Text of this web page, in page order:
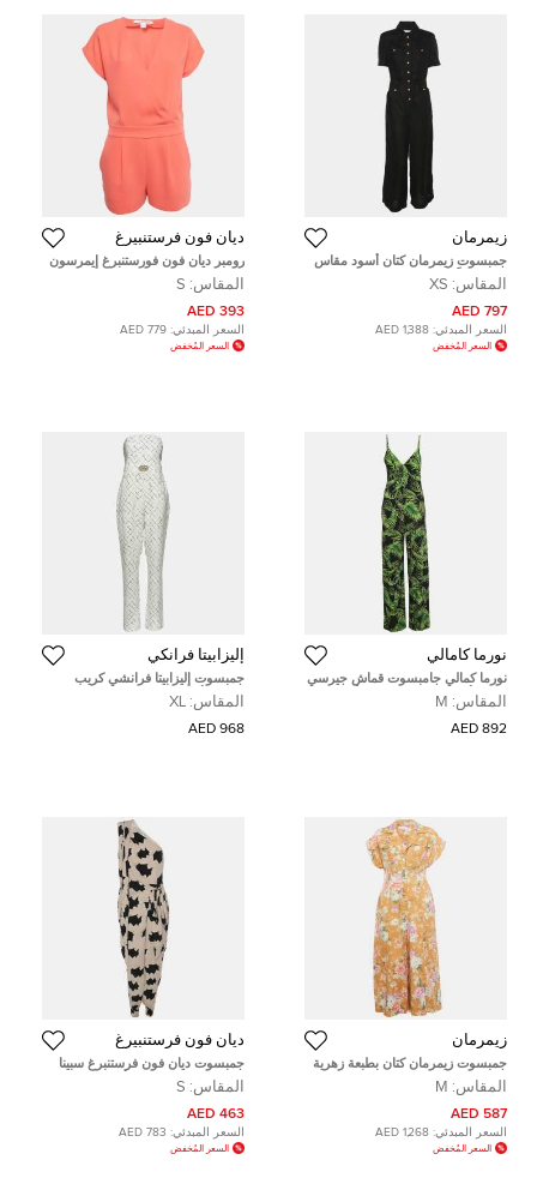
زيمرمان
جمبسوت زيمرمان كتان أسود مقاس
صغير جداً
المقاس: XS
797 AED
السعر المبدئي: 1,388 AED
السعر المُخفض
ديان فون فرستنبيرغ
رومبر ديان فون فورستنبرغ إيمرسون
كريب زهري مقاس صغير - سمول
المقاس: S
393 AED
السعر المبدئي: 779 AED
السعر المُخفض
نورما كامالي
نورما كمالي جامبسوت قماش جيرسي
بطبعة أوراق النخيل باللون الأسود/
الأخضر متوسط
المقاس: M
892 AED
إليزابيتا فرانكي
جمبسوت إليزابيتا فرانشي كريب
مطبوع أبيض بدون حمالات مقاس كبير
جداً - إكسترا لارج
المقاس: XL
968 AED
زيمرمان
جمبسوت زيمرمان كتان بطبعة زهرية
بنية مقاس متوسط
المقاس: M
587 AED
السعر المبدئي: 1,268 AED
السعر المُخفض
ديان فون فرستنبيرغ
جمبسوت ديان فون فرستنبرغ سبينا
حرير كتف واحد وردي/أسود مقاس
صغير - سمول
المقاس: S
463 AED
السعر المبدئي: 783 AED
السعر المُخفض